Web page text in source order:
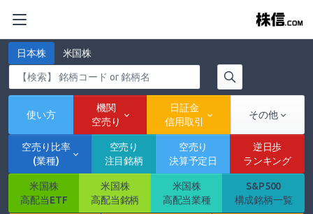
日本株 米国株
使い方
機関
空売り
日証金
信用取引
その他
空売り比率
(業種)
空売り
注目銘柄
空売り
決算予定日
逆日歩
ランキング
米国株
高配当ETF
米国株
高配当銘柄
米国株
高配当業種
S&P500
構成銘柄一覧